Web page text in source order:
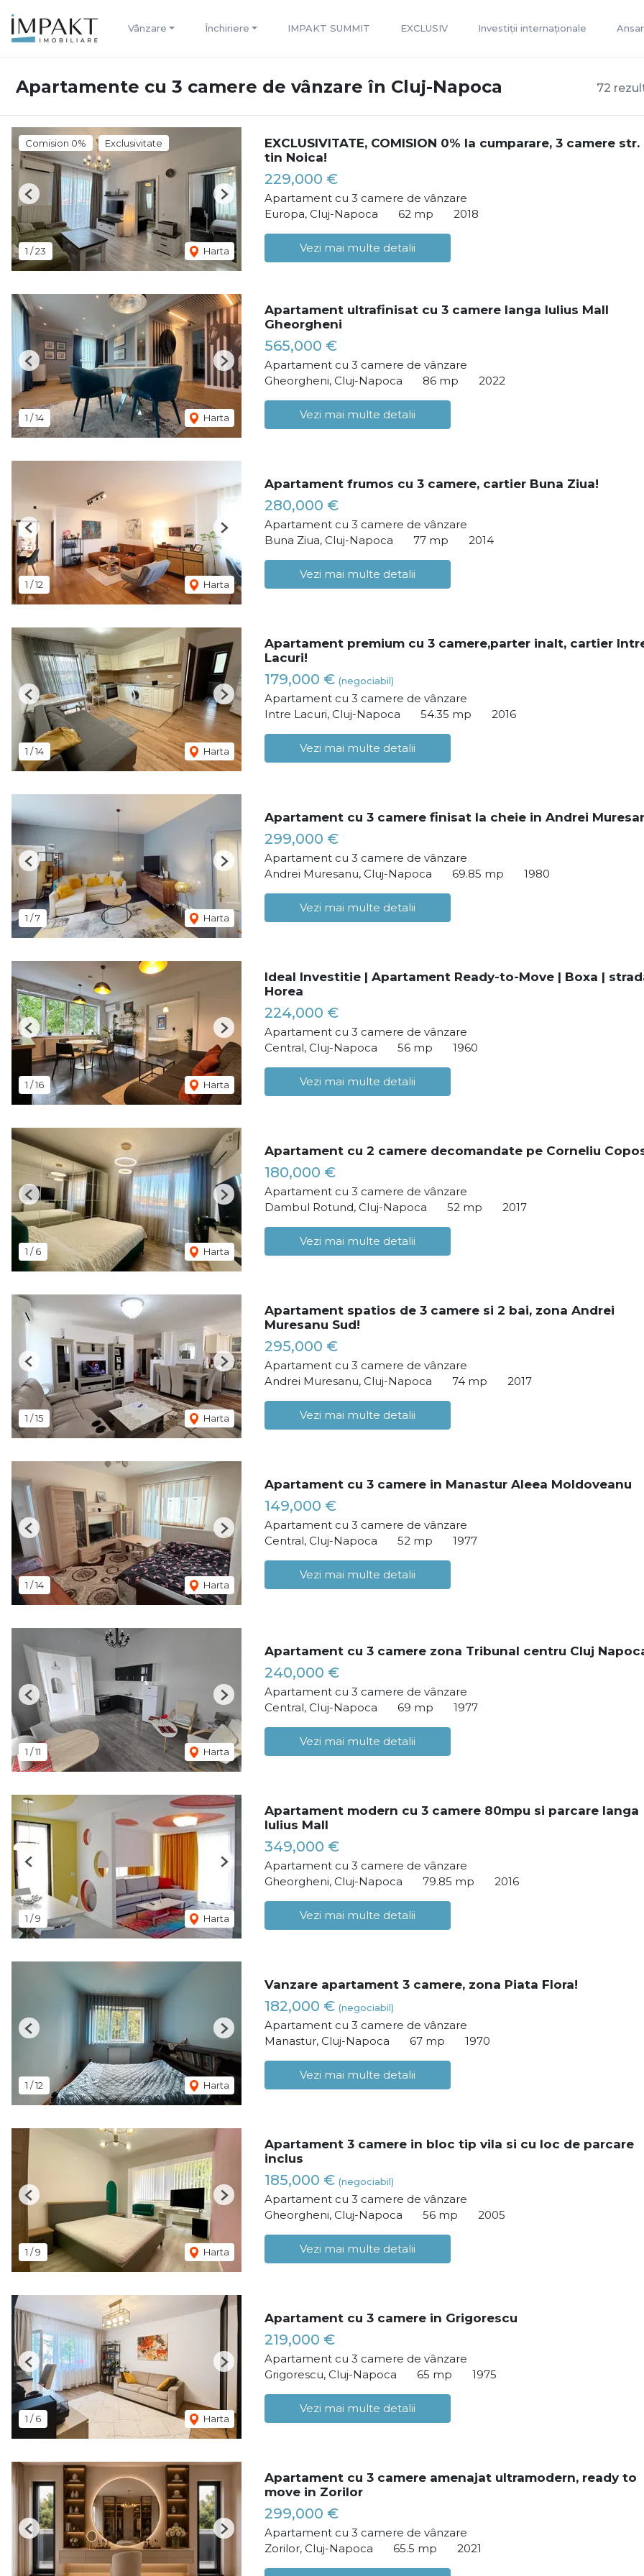
Vânzare Închiriere IMPAKT SUMMIT EXCLUSIV Investiții internaționale
72
Apartamente cu 3 camere de vânzare în Cluj-Napoca
Comision 0% Exclusivitate
1 /23 Harta
Previous Next
EXCLUSIVITATE, COMISION 0% la cumparare, 3 camere str.
tin Noica!
229,000 €
Apartament cu 3 camere de vânzare
Europa, Cluj-Napoca
62 mp 2018
Vezi mai multe detalii
1 /14 Harta
Previous Next
Apartament ultrafinisat cu 3 camere langa Iulius Mall
Gheorgheni
565,000 €
Apartament cu 3 camere de vânzare
Gheorgheni, Cluj-Napoca
86 mp 2022
Vezi mai multe detalii
1 /12 Harta
Previous Next
Apartament frumos cu 3 camere, cartier Buna Ziua!
280,000 €
Apartament cu 3 camere de vânzare
Buna Ziua, Cluj-Napoca
77 mp 2014
Vezi mai multe detalii
1 /14 Harta
Previous Next
Apartament premium cu 3 camere,parter inalt, cartier
Lacuri!
179,000 € (negociabil)
Apartament cu 3 camere de vânzare
Intre Lacuri, Cluj-Napoca
54.35 mp 2016
Vezi mai multe detalii
1 /7 Harta
Previous Next
Apartament cu 3 camere finisat la cheie in Andrei
299,000 €
Apartament cu 3 camere de vânzare
Andrei Muresanu, Cluj-Napoca
69.85 mp 1980
Vezi mai multe detalii
1 /16 Harta
Previous Next
Ideal Investitie | Apartament Ready-to-Move | Boxa |
Horea
224,000 €
Apartament cu 3 camere de vânzare
Central, Cluj-Napoca
56 mp 1960
Vezi mai multe detalii
1 /6 Harta
Previous Next
Apartament cu 2 camere decomandate pe Corneliu
180,000 €
Apartament cu 3 camere de vânzare
Dambul Rotund, Cluj-Napoca
52 mp 2017
Vezi mai multe detalii
1 /15 Harta
Previous Next
Apartament spatios de 3 camere si 2 bai, zona Andrei
Muresanu Sud!
295,000 €
Apartament cu 3 camere de vânzare
Andrei Muresanu, Cluj-Napoca
74 mp 2017
Vezi mai multe detalii
1 /14 Harta
Previous Next
Apartament cu 3 camere in Manastur Aleea Moldoveanu
149,000 €
Apartament cu 3 camere de vânzare
Central, Cluj-Napoca
52 mp 1977
Vezi mai multe detalii
1 /11 Harta
Previous Next
Apartament cu 3 camere zona Tribunal centru Cluj
240,000 €
Apartament cu 3 camere de vânzare
Central, Cluj-Napoca
69 mp 1977
Vezi mai multe detalii
1 /9 Harta
Previous Next
Apartament modern cu 3 camere 80mpu si parcare langa
Iulius Mall
349,000 €
Apartament cu 3 camere de vânzare
Gheorgheni, Cluj-Napoca
79.85 mp 2016
Vezi mai multe detalii
1 /12 Harta
Previous Next
Vanzare apartament 3 camere, zona Piata Flora!
182,000 € (negociabil)
Apartament cu 3 camere de vânzare
Manastur, Cluj-Napoca
67 mp 1970
Vezi mai multe detalii
1 /9 Harta
Previous Next
Apartament 3 camere in bloc tip vila si cu loc de parcare
inclus
185,000 € (negociabil)
Apartament cu 3 camere de vânzare
Gheorgheni, Cluj-Napoca
56 mp 2005
Vezi mai multe detalii
1 /6 Harta
Previous Next
Apartament cu 3 camere in Grigorescu
219,000 €
Apartament cu 3 camere de vânzare
Grigorescu, Cluj-Napoca
65 mp 1975
Vezi mai multe detalii
Previous Next
Apartament cu 3 camere amenajat ultramodern, ready to
move in Zorilor
299,000 €
Apartament cu 3 camere de vânzare
Zorilor, Cluj-Napoca
65.5 mp 2021